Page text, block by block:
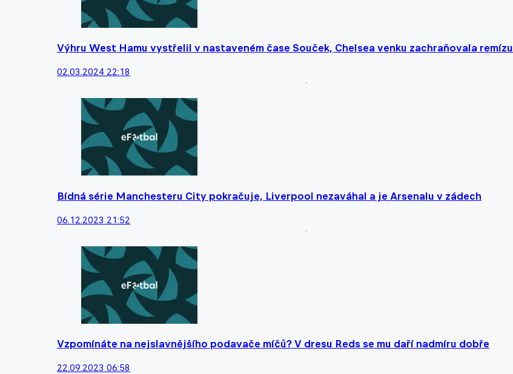
Výhru West Hamu vystřelil v nastaveném čase Souček, Chelsea venku zachraňovala remízu
02.03.2024 22:18
Bídná série Manchesteru City pokračuje, Liverpool nezaváhal a je Arsenalu v zádech
06.12.2023 21:52
Vzpomínáte na nejslavnějšího podavače míčů? V dresu Reds se mu daří nadmíru dobře
22.09.2023 06:58